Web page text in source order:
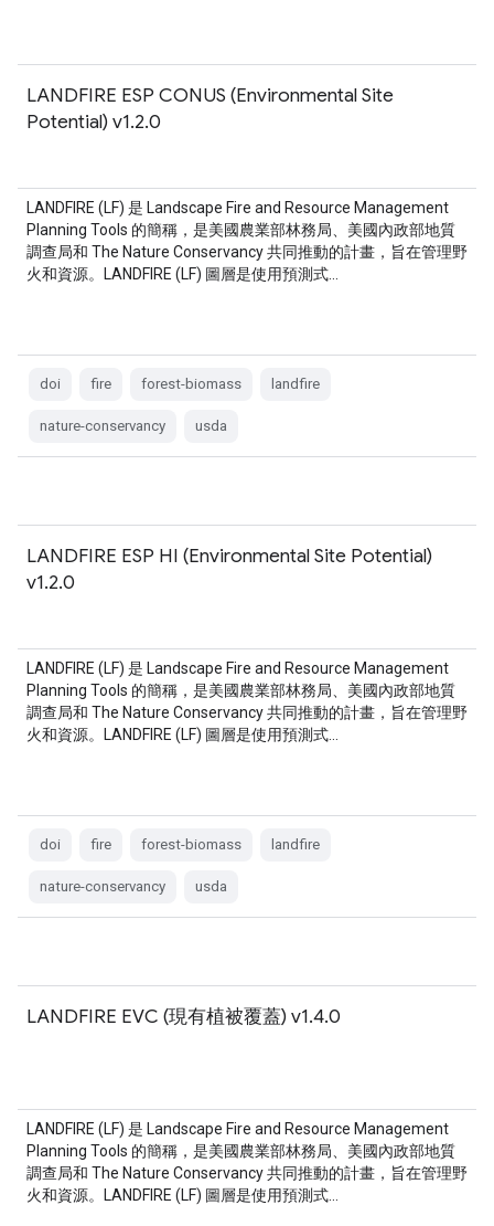
LANDFIRE ESP CONUS (Environmental Site
Potential) v1.2.0
LANDFIRE (LF) 是 Landscape Fire and Resource Management
Planning Tools 的簡稱，是美國農業部林務局、美國內政部地質
調查局和 The Nature Conservancy 共同推動的計畫，旨在管理野
火和資源。LANDFIRE (LF) 圖層是使用預測式…
doi fire forest-biomass landfire
nature-conservancy usda
LANDFIRE ESP HI (Environmental Site Potential)
v1.2.0
LANDFIRE (LF) 是 Landscape Fire and Resource Management
Planning Tools 的簡稱，是美國農業部林務局、美國內政部地質
調查局和 The Nature Conservancy 共同推動的計畫，旨在管理野
火和資源。LANDFIRE (LF) 圖層是使用預測式…
doi fire forest-biomass landfire
nature-conservancy usda
LANDFIRE EVC (現有植被覆蓋) v1.4.0
LANDFIRE (LF) 是 Landscape Fire and Resource Management
Planning Tools 的簡稱，是美國農業部林務局、美國內政部地質
調查局和 The Nature Conservancy 共同推動的計畫，旨在管理野
火和資源。LANDFIRE (LF) 圖層是使用預測式…